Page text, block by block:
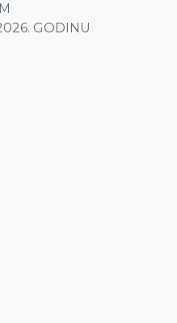
GODINU